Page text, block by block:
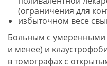
(ограничения для
избыточном весе
Больным с умеренными
и менее) и
в томографах с